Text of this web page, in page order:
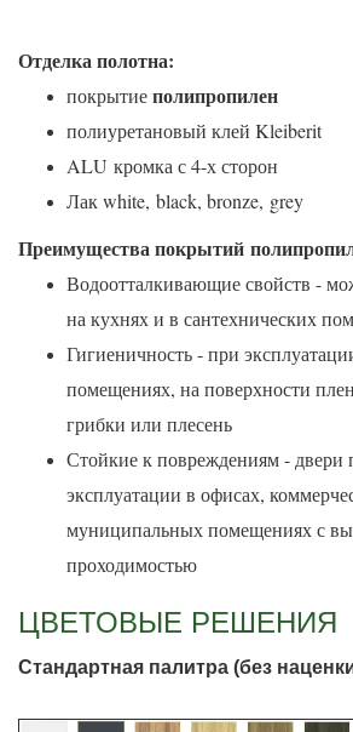
Отделка полотна:
покрытиеполипропилен
полиуретановый клей Kleiberit
ALU кромка с 4-х сторон
Лак white, black, bronze, grey
Преимущества покрытий
Водоотталкивающие свойств -
на кухнях и в сантехнических
Гигиеничность - при
помещениях, на поверхности
грибки или плесень
Стойкие к повреждениям - двери
эксплуатации в офисах,
муниципальных помещениях с
проходимостью
ЦВЕТОВЫЕ РЕШЕНИЯ
Стандартная палитра (без